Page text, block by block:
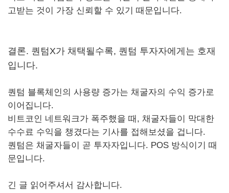
고받는 것이 가장 신뢰할 수 있기 때문입니다.
결론. 퀀텀X가 채택될수록, 퀀텀 투자자에게는 호재
입니다.
퀀텀 블록체인의 사용량 증가는 채굴자의 수익 증가로
이어집니다.
비트코인 네트워크가 폭주했을 때, 채굴자들이 막대한
수수료 수익을 챙겼다는 기사를 접해보셨을 겁니다.
퀀텀은 채굴자들이 곧 투자자입니다. POS 방식이기 때
문입니다.
긴 글 읽어주셔서 감사합니다.